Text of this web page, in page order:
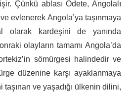
Çünkü ablası Odete, Angolalı
evlenerek Angola’ya taşınmaya
olarak kardeşini de yanında
olayların tamamı Angola’da
sömürgesi halindedir ve
düzenine karşı ayaklanmaya
taşınan ve yaşadığı ülkenin dilini,